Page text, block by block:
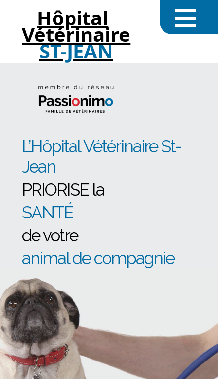
Hôpital
Vétérinaire
ST-JEAN
L’Hôpital Vétérinaire St-
Jean
PRIORISE la
SANTÉ
de votre
animal de compagnie